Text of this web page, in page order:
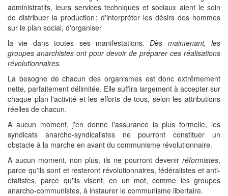
administratifs, leurs services techniques et sociaux aient le soin
de distribuer la production ; d'interpréter les désirs des hommes
sur le plan social, d'organiser
la vie dans toutes ses manifestations.Dès maintenant, les
groupes anarchistes ont pour devoir de préparer ces réalisations
révolutionnaires.
La besogne de chacun des organismes est donc extrêmement
nette, parfaitement délimitée. Elle suffira largement à accepter sur
chaque plan l'activité et les efforts de tous, selon les attributions
réelles de chacun.
A aucun moment, j'en donne l'assurance la plus formelle, les
syndicats anarcho-syndicalistes ne pourront constituer un
obstacle à la marche en avant du communisme révolutionnaire.
A aucun moment, non plus, ils ne pourront devenir réformistes,
parce qu'ils sont et resteront révolutionnaires, fédéralistes et anti-
étatistes, parce qu'ils visent, en un mot, comme les groupes
anarcho-communistes, à instaurer le communisme libertaire.